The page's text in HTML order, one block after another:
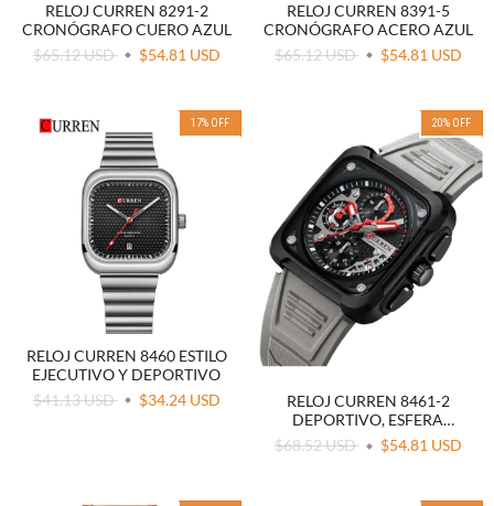
RELOJ CURREN 8291-2
CRONÓGRAFO CUERO AZUL
$65.12 USD
$54.81 USD
RELOJ CURREN 8391-5
CRONÓGRAFO ACERO AZUL
$65.12 USD
$54.81 USD
17% OFF
RELOJ CURREN 8460 ESTILO
EJECUTIVO Y DEPORTIVO
$41.13 USD
$34.24 USD
20% OFF
RELOJ CURREN 8461-2
DEPORTIVO, ESFERA
CUADRADA
$68.52 USD $54.81 USD